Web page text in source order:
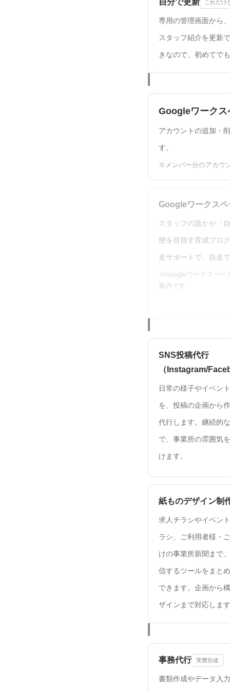
自分で更新 これだけ
専用の管理画面から
スタッフ紹介を更新
きなので、初めてで
Googleワークス
アカウントの追加・
す。
※メンバー分のアカウ
Googleワークスペ
スタッフの誰かが「
態を目指す育成プロ
走サポートで、自走
※Googleワークスペー
案内です
SNS投稿代行
（Instagram/
日常の様子やイベン
を、投稿の企画から
代行します。継続的
で、事業所の雰囲気
けます。
紙ものデザイン制
求人チラシやイベン
ラシ、ご利用者様・
けの事業所新聞まで
信するツールをまと
できます。企画から
ザインまで対応しま
事務代行 実費別途
書類作成やデータ入